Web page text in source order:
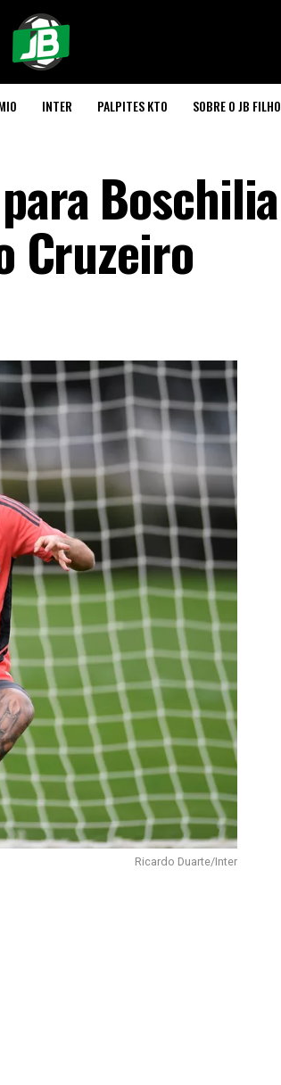
INTER PALPITES KTO SOBRE O JB FILHO
Boschilia
Cruzeiro
Ricardo Duarte/Inter